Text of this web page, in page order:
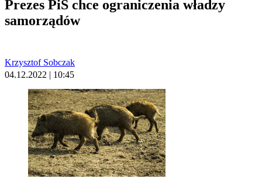
Prezes PiS chce ograniczenia władzy
samorządów
Krzysztof Sobczak
04.12.2022 | 10:45